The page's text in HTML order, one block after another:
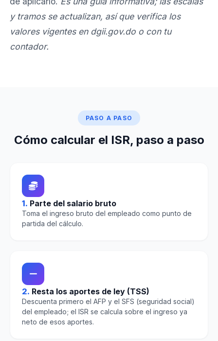
y tramos se actualizan, así que verifica los
valores vigentes en dgii.gov.do o con tu
contador.
PASO A PASO
Cómo calcular el ISR, paso a paso
1. Parte del salario bruto
Toma el ingreso bruto del empleado como punto de
partida del cálculo.
2. Resta los aportes de ley (TSS)
Descuenta primero el AFP y el SFS (seguridad social)
del empleado; el ISR se calcula sobre el ingreso ya
neto de esos aportes.